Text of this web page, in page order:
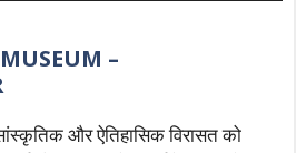
–
और ऐतिहासिक विरासत को